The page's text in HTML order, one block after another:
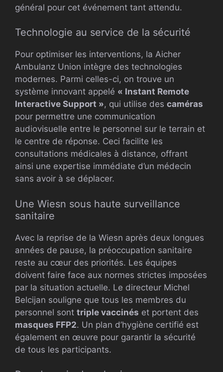
général pour cet événement tant attendu.
Technologie au service de la sécurité
Pour optimiser les interventions, la Aicher
Ambulanz Union intègre des technologies
modernes. Parmi celles-ci, on trouve un
système innovant appelé « Instant Remote
Interactive Support », qui utilise des caméras
pour permettre une communication
audiovisuelle entre le personnel sur le terrain et
le centre de réponse. Ceci facilite les
consultations médicales à distance, offrant
ainsi une expertise immédiate d’un médecin
sans avoir à se déplacer.
Une Wiesn sous haute surveillance
sanitaire
Avec la reprise de la Wiesn après deux longues
années de pause, la préoccupation sanitaire
reste au cœur des priorités. Les équipes
doivent faire face aux normes strictes imposées
par la situation actuelle. Le directeur Michel
Belcijan souligne que tous les membres du
personnel sont triple vaccinés et portent des
masques FFP2. Un plan d’hygiène certifié est
également en œuvre pour garantir la sécurité
de tous les participants.